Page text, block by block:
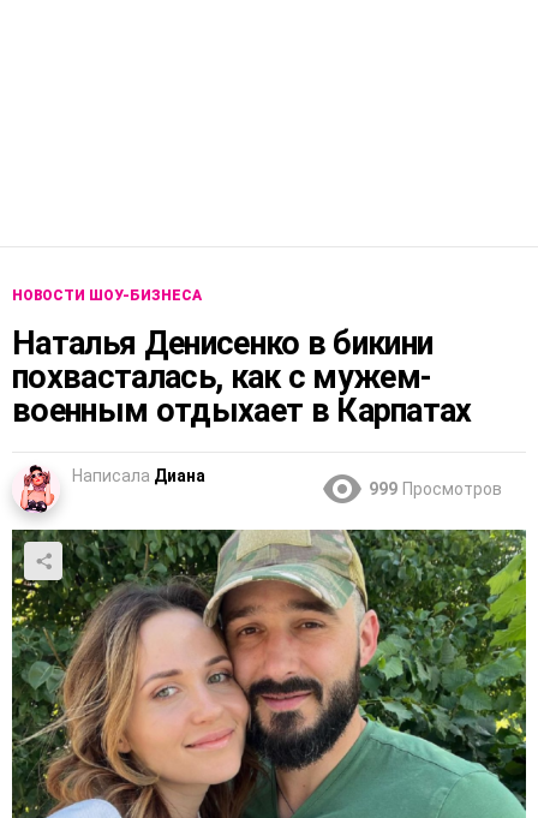
НОВОСТИ ШОУ-БИЗНЕСА
Наталья Денисенко в бикини
похвасталась, как с мужем-
военным отдыхает в Карпатах
Написала Диана
999 Просмотров